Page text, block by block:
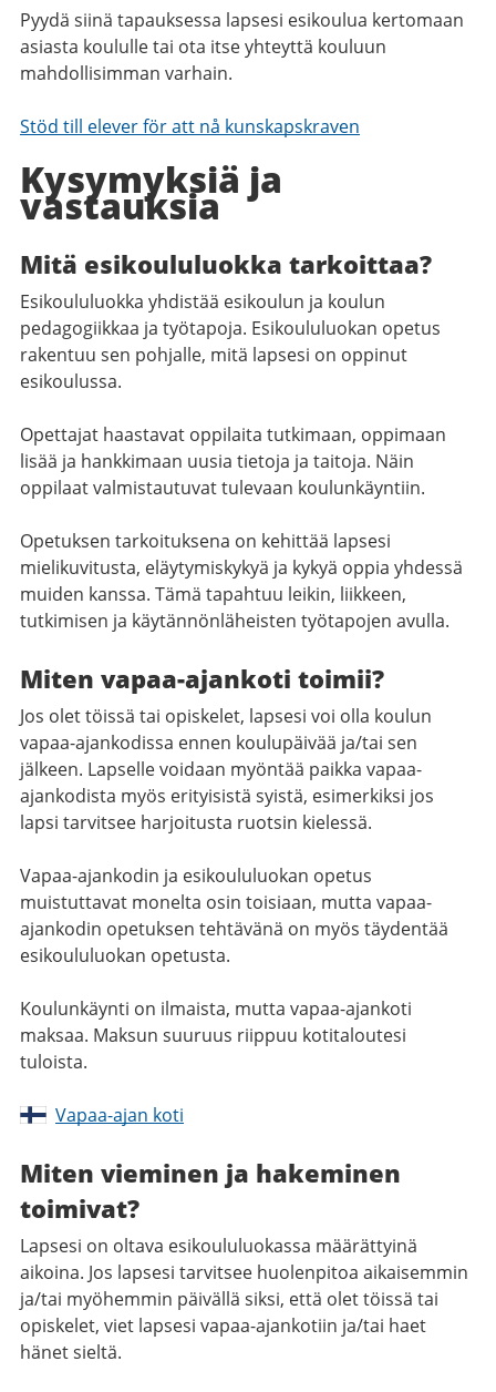
Pyydä siinä tapauksessa lapsesi esikoulua kertomaan
asiasta koululle tai ota itse yhteyttä kouluun
mahdollisimman varhain.
Stöd till elever för att nå kunskapskraven
Kysymyksiä ja
vastauksia
Mitä esikoululuokka tarkoittaa?
Esikoululuokka yhdistää esikoulun ja koulun
pedagogiikkaa ja työtapoja. Esikoululuokan opetus
rakentuu sen pohjalle, mitä lapsesi on oppinut
esikoulussa.
Opettajat haastavat oppilaita tutkimaan, oppimaan
lisää ja hankkimaan uusia tietoja ja taitoja. Näin
oppilaat valmistautuvat tulevaan koulunkäyntiin.
Opetuksen tarkoituksena on kehittää lapsesi
mielikuvitusta, eläytymiskykyä ja kykyä oppia yhdessä
muiden kanssa. Tämä tapahtuu leikin, liikkeen,
tutkimisen ja käytännönläheisten työtapojen avulla.
Miten vapaa-ajankoti toimii?
Jos olet töissä tai opiskelet, lapsesi voi olla koulun
vapaa-ajankodissa ennen koulupäivää ja/tai sen
jälkeen. Lapselle voidaan myöntää paikka vapaa-
ajankodista myös erityisistä syistä, esimerkiksi jos
lapsi tarvitsee harjoitusta ruotsin kielessä.
Vapaa-ajankodin ja esikoululuokan opetus
muistuttavat monelta osin toisiaan, mutta vapaa-
ajankodin opetuksen tehtävänä on myös täydentää
esikoululuokan opetusta.
Koulunkäynti on ilmaista, mutta vapaa-ajankoti
maksaa. Maksun suuruus riippuu kotitaloutesi
tuloista.
Vapaa-ajan koti
Miten vieminen ja hakeminen
toimivat?
Lapsesi on oltava esikoululuokassa määrättyinä
aikoina. Jos lapsesi tarvitsee huolenpitoa aikaisemmin
ja/tai myöhemmin päivällä siksi, että olet töissä tai
opiskelet, viet lapsesi vapaa-ajankotiin ja/tai haet
hänet sieltä.